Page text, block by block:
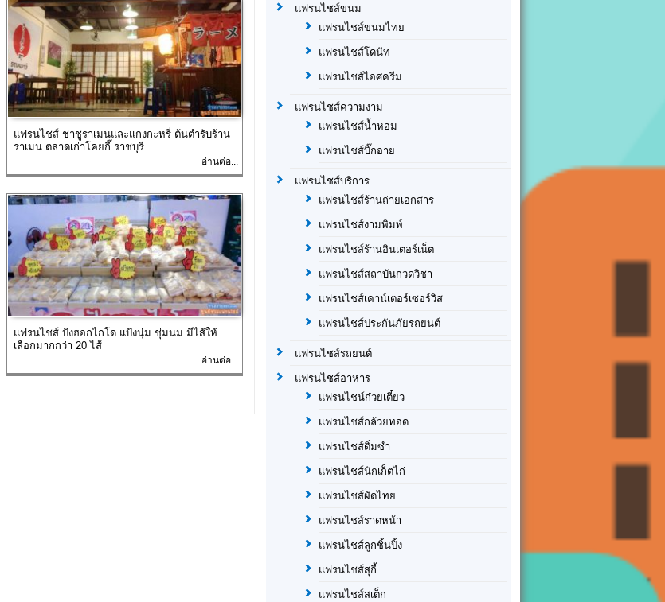
แฟรนไชส์ ชาชูราเมนและแกงกะหรี่ ต้นตำรับร้าน
ราเมน ตลาดเก่าโคยกี๊ ราชบุรี
อ่านต่อ...
แฟรนไชส์ ปังฮอกไกโด แป้งนุ่ม ชุ่มนม มีไส้ให้
เลือกมากกว่า 20 ไส้
อ่านต่อ...
แฟรนไชส์ขนม
แฟรนไชส์ขนมไทย
แฟรนไชส์โดนัท
แฟรนไชส์ไอศครีม
แฟรนไชส์ความงาม
แฟรนไชส์น้ำหอม
แฟรนไชส์บิ๊กอาย
แฟรนไชส์บริการ
แฟรนไชส์ร้านถ่ายเอกสาร
แฟรนไชส์งามพิมพ์
แฟรนไชส์ร้านอินเตอร์เน็ต
แฟรนไชส์สถาบันกวดวิชา
แฟรนไชส์เคาน์เตอร์เซอร์วิส
แฟรนไชส์ประกันภัยรถยนต์
แฟรนไชส์รถยนต์
แฟรนไชส์อาหาร
แฟรนไชน์ก๋วยเตี๋ยว
แฟรนไชส์กล้วยทอด
แฟรนไชส์ติ่มซำ
แฟรนไชส์นักเก็ตไก่
แฟรนไชส์ผัดไทย
แฟรนไชส์ราดหน้า
แฟรนไชส์ลูกชิ้นปิ้ง
แฟรนไชส์สุกี้
แฟรนไชส์สเต็ก